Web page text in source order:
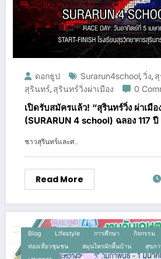
ดอกธูป Surarun4school,วิ่ง,
สุรินทร์, สุรินทร์วิ่งผ่าเมือง 0
เปิดรับสมัครแล้ว! “สุรินทร์วิ่ง ผ่าเมือ
(SURARUN 4 school) ฉลอง 117
ชาวสุรินทร์และศ…
Read More
Blog Lifestyle การศึกษา กิจกรรม
ท่องเที่ยวชุมชน
สมุนไพรผักพื้นบ้าน สุขภ